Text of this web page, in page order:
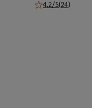
4.2/5(24)